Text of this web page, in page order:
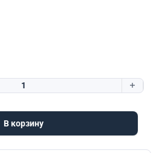
В корзину